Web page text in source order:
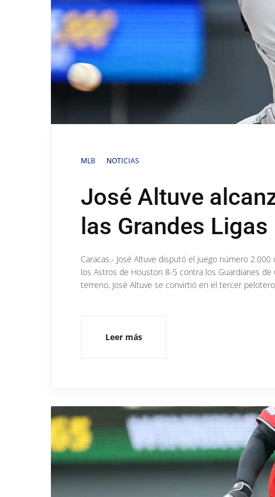
MLB NOTICIAS
José Altuve
las Grandes Ligas
Caracas.- José Altuve disputó el juego número
los Astros de Houston 8-5 contra los Guardianes de
terreno, José Altuve se convirtió en el tercer
Leer más